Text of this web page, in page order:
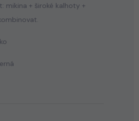
mikina + široké kalhoty +